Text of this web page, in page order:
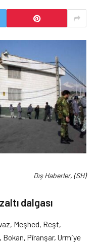
Dış Haberler, (SH)
dalgası
Meşhed, Reşt,
Pîranşar, Urmiye